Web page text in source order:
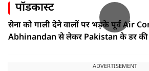
पॉडकास्ट
सेना को गाली देने वालों पर भड़के पूर्व Air
Abhinandan से लेकर Pakistan के डर की
ADVERTISEMENT